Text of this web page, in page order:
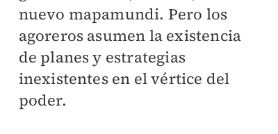
nuevo mapamundi. Pero los
agoreros asumen la existencia
de planes y estrategias
inexistentes en el vértice del
poder.